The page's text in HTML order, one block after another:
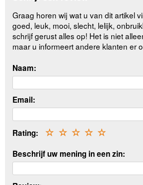
Graag horen wij wat u van dit artikel
goed, leuk, mooi, slecht, lelijk,
schrijf gerust alles op! Het is niet
maar u informeert andere klanten er
Naam:
Email:
Rating: ☆
☆
☆
☆
☆
Beschrijf uw mening in een zin: